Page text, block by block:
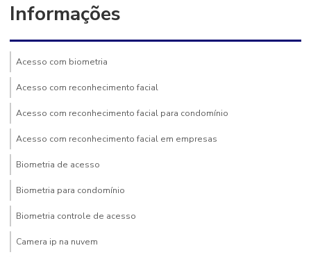
Informações
Acesso com biometria
Acesso com reconhecimento facial
Acesso com reconhecimento facial para condomínio
Acesso com reconhecimento facial em empresas
Biometria de acesso
Biometria para condomínio
Biometria controle de acesso
Camera ip na nuvem